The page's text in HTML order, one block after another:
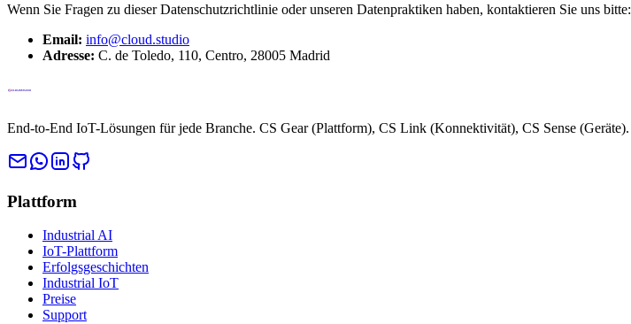
Wenn Sie Fragen zu dieser Datenschutzrichtlinie oder unseren Datenpraktiken haben, kontaktieren Sie uns bitte:
Email: info@cloud.studio
Adresse: C. de Toledo, 110, Centro, 28005 Madrid
End-to-End IoT-Lösungen für jede Branche. CS Gear (Plattform), CS Link (Konnektivität), CS Sense (Geräte).
Plattform
Industrial AI
IoT-Plattform
Erfolgsgeschichten
Industrial IoT
Preise
Support